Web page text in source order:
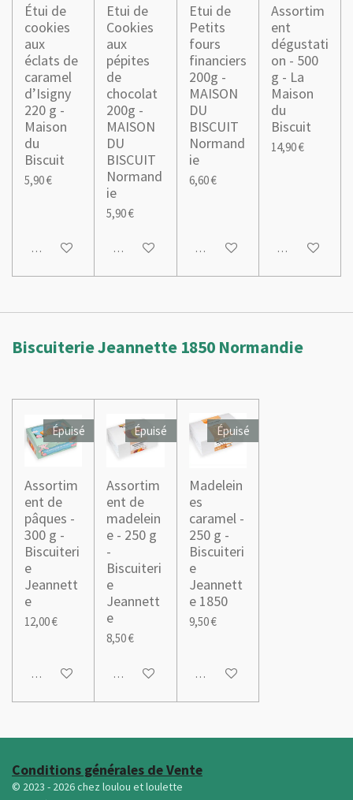
Étui de
cookies
aux
éclats de
caramel
d’Isigny
220 g -
Maison
du
Biscuit
5,90 €
Ajouter au panier
Etui de
Cookies
aux
pépites
de
chocolat
200g -
MAISON
DU
BISCUIT
Normand
ie
5,90 €
Ajouter au panier
Etui de
Petits
fours
financiers
200g -
MAISON
DU
BISCUIT
Normand
ie
6,60 €
M'avertir si disponible
Assortim
ent
dégustati
on - 500
g - La
Maison
du
Biscuit
14,90 €
M'avertir si
Biscuiterie Jeannette 1850 Normandie
Épuisé
Assortim
ent de
pâques -
300 g -
Biscuiteri
e
Jeannett
e
12,00 €
M'avertir si disponible
Épuisé
Assortim
ent de
madelein
e - 250 g
-
Biscuiteri
e
Jeannett
e
8,50 €
M'avertir si disponible
Épuisé
Madelein
es
caramel -
250 g -
Biscuiteri
e
Jeannett
e 1850
9,50 €
M'avertir si disponible
Conditions générales de Vente
© 2023 - 2026 chez loulou et loulette